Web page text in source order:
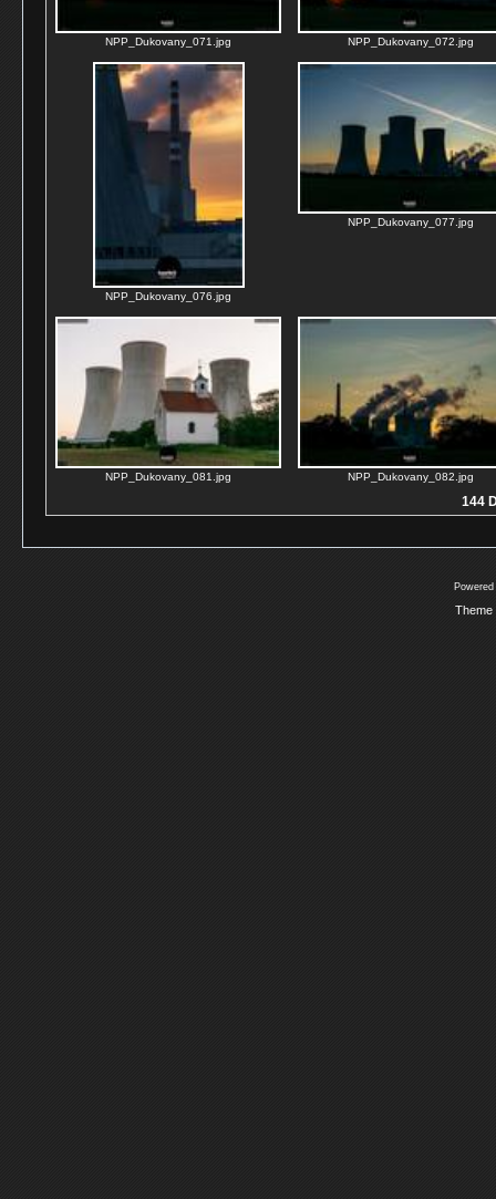
NPP_Dukovany_071.jpg NPP_Dukovany_072.jpg
NPP_Dukovany_076.jpg
NPP_Dukovany_077.jpg
NPP_Dukovany_081.jpg NPP_Dukovany_082.jpg
144
Theme